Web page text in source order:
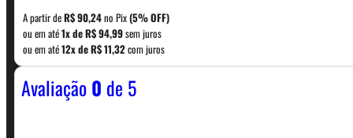
A partir deR$90,24no Pix(5% OFF)
ou em até1x deR$94,99sem juros
ou em até12x deR$11,32com juros
Avaliação0 de 5
WhatsApp: (11) 5229-0120
Horário: Política de Horario e Fretes